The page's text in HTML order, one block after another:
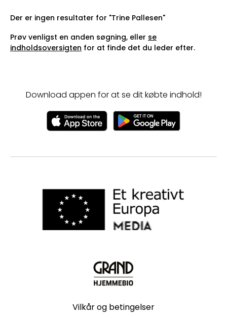
Der er ingen resultater for "Trine Pallesen"
Prøv venligst en anden søgning, eller se
indholdsoversigten for at finde det du leder efter.
Download appen for at se dit købte indhold!
Vilkår og betingelser